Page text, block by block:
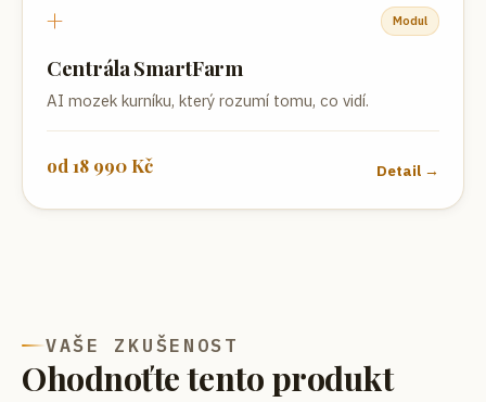
+ Modul
Centrála SmartFarm
AI mozek kurníku, který rozumí tomu, co vidí.
od 18 990 Kč Detail →
VAŠE ZKUŠENOST
Ohodnoťte tento produkt